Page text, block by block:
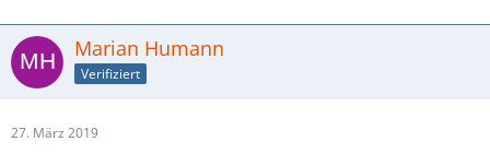
Marian Humann
Verifiziert
27. März 2019